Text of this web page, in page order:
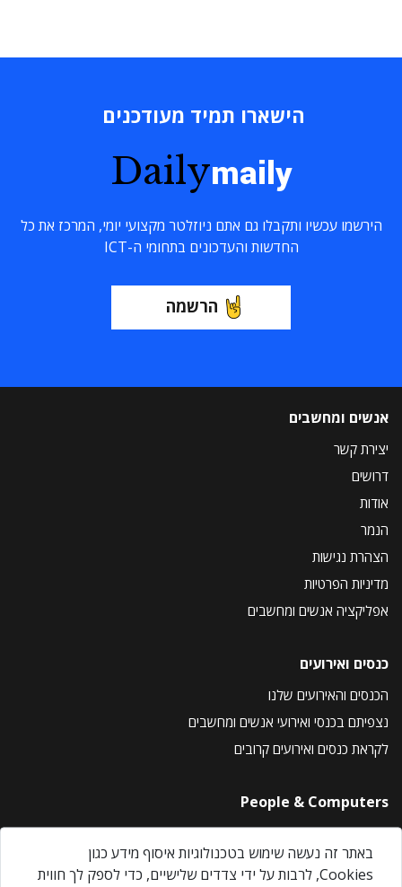
הישארו תמיד מעודכנים
Dailymaily
הירשמו עכשיו ותקבלו גם אתם ניוזלטר מקצועי יומי, המרכז את כל
החדשות והעדכונים בתחומי ה-ICT
הרשמה
אנשים ומחשבים
יצירת קשר
דרושים
אודות
הנמר
הצהרת נגישות
מדיניות הפרטיות
אפליקציה אנשים ומחשבים
כנסים ואירועים
הכנסים והאירועים שלנו
נצפיתם בכנסי ואירועי אנשים ומחשבים
לקראת כנסים ואירועים קרובים
People & Computers
About Us
Privacy Policy
באתר זה נעשה שימוש בטכנולוגיות איסוף מידע כגון
Cookies, לרבות על ידי צדדים שלישיים, כדי לספק לך חווית